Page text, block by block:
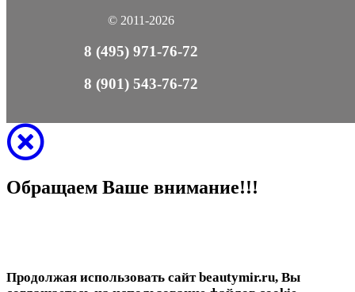
© 2011-2026
8 (495) 971-76-72
8 (901) 543-76-72
Обращаем Ваше внимание!!!
Продолжая использовать сайт beautymir.ru, Вы